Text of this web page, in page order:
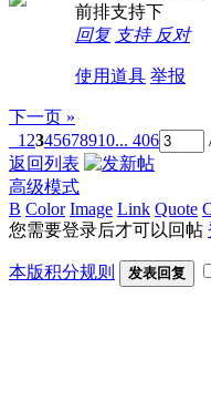
前排支持下
回复 支持 反对
使用道具 举报
下一页 »
1 2345678910... 406
返回列表
高级模式
B Color Image Link Quote
您需要登录后才可以回帖
本版积分规则 发表回复